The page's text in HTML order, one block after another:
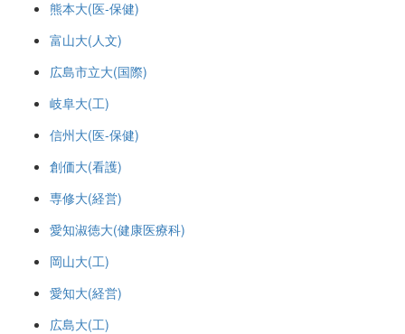
熊本大(医-保健)
富山大(人文)
広島市立大(国際)
岐阜大(工)
信州大(医-保健)
創価大(看護)
専修大(経営)
愛知淑徳大(健康医療科)
岡山大(工)
愛知大(経営)
広島大(工)